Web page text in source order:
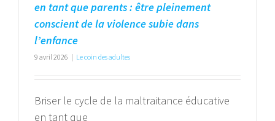
en tant que parents : être pleinement
conscient de la violence subie dans
l’enfance
9 avril 2026 | Le coin des adultes
Briser le cycle de la maltraitance éducative
en tant que